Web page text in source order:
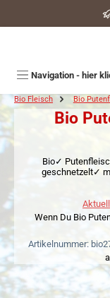
Navigation - hier
Bio Fleisch Bio
Bio
Bio✓
geschnetzelt✓
Wenn Du Bio
Artikelnummer: